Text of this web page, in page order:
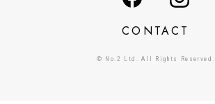
CONTACT
© No.2 Ltd. All Rights Reserved.